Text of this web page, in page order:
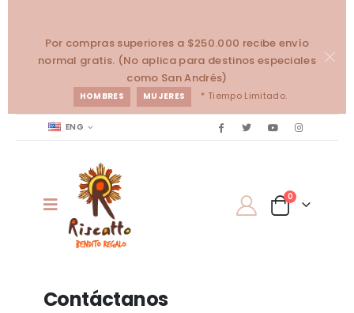
Por compras superiores a $250.000 recibe envío
normal gratis. (No aplica para destinos especiales
como San Andrés)
HOMBRES MUJERES * Tiempo Limitado.
ENG
0
Contáctanos